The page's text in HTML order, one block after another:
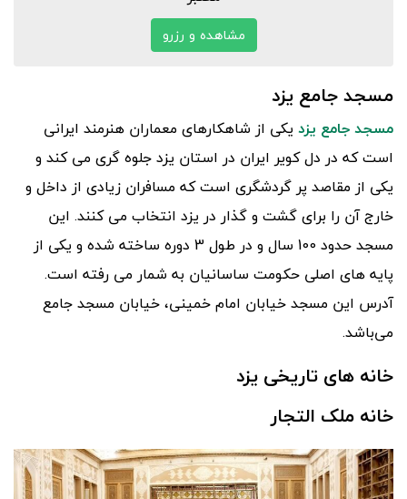
مشاهده و رزرو
مسجد جامع یزد
مسجد جامع یزد یکی از شاهکارهای معماران هنرمند ایرانی
است که در دل کویر ایران در استان یزد جلوه گری می کند و
یکی از مقاصد پر گردشگری است که مسافران زیادی از داخل و
خارج آن را برای گشت و گذار در یزد انتخاب می کنند. این
مسجد حدود 100 سال و در طول 3 دوره ساخته شده و یکی از
پایه های اصلی حکومت ساسانیان به شمار می رفته است.
آدرس این مسجد خیابان امام خمینی، خیابان مسجد جامع
می‌باشد.
خانه های تاریخی یزد
خانه ملک التجار